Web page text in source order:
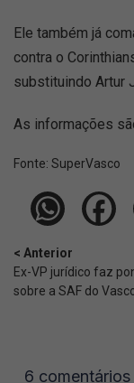
Ele também já
contra o
substituindo Artur
As informações
Fonte: SuperVasco‎‎‎‎‎‎
< Anterior
Ex-VP jurídico faz
sobre a SAF do